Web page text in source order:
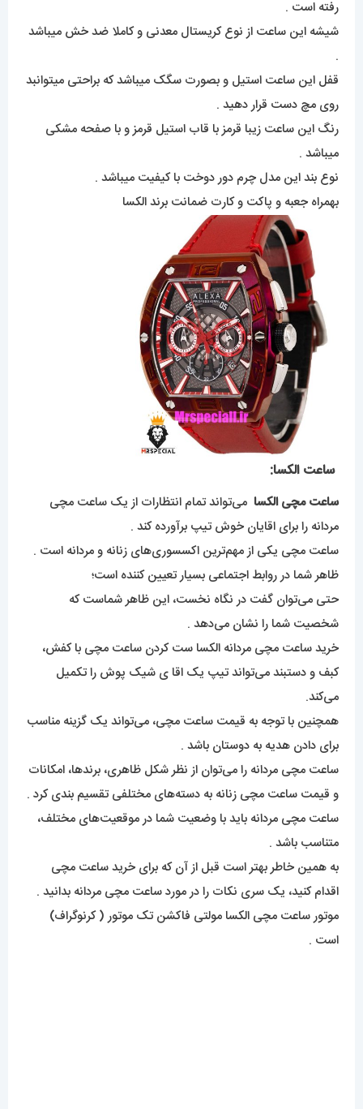
رفته است .
شیشه این ساعت از نوع کریستال معدنی و کاملا ضد خش میباشد
.
قفل این ساعت استیل و بصورت سگک میباشد که براحتی میتوانبد
روی مچ دست قرار دهید .
رنگ این ساعت زیبا قرمز با قاب استیل قرمز و با صفحه مشکی
میباشد .
نوع بند این مدل چرم دور دوخت با کیفیت میباشد .
بهمراه جعبه و پاکت و کارت ضمانت برند الکسا
ساعت الکسا:
ساعت مچی الکسا می‌تواند تمام انتظارات از یک ساعت مچی
مردانه را برای اقایان خوش تیپ برآورده کند .
ساعت مچی یکی از مهم‌ترین اکسسوری‌های زنانه و مردانه است .
ظاهر شما در روابط اجتماعی بسیار تعیین کننده است‌؛
حتی می‌توان گفت در نگاه نخست، این ظاهر شماست که
شخصیت شما را نشان می‌دهد .
خرید ساعت مچی مردانه الکسا ست کردن ساعت مچی با کفش،
کبف و دستبند می‌تواند تیپ یک اقا ی شیک پوش را تکمیل
می‌کند.
همچنین با توجه به قیمت ساعت مچی، می‌تواند یک گزینه مناسب
برای دادن هدیه به دوستان باشد .
ساعت مچی مردانه را می‌توان از نظر شکل ظاهری، برند‌ها، امکانات
و قیمت ساعت مچی زنانه به دسته‌های مختلفی تقسیم بندی کرد .
ساعت مچی مردانه باید با وضعیت شما در موقعیت‌های مختلف،
متناسب باشد .
به همین خاطر بهتر است قبل از آن که برای خرید ساعت مچی
اقدام کنید، یک سری نکات را در مورد ساعت مچی مردانه بدانید .
موتور ساعت مچی الکسا مولتی فاکشن تک موتور ( کرنوگراف)
است .